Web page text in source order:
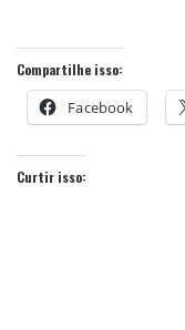
Compartilhe isso:
Facebook
Curtir isso: